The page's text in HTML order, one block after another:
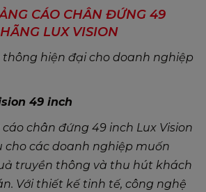
CÁO CHÂN ĐỨNG 49
LUX VISION
hiện đại cho doanh nghiệp
49 inch
chân đứng 49 inch Lux Vision
cho các doanh nghiệp muốn
truyền thông và thu hút khách
Với thiết kế tinh tế, công nghệ